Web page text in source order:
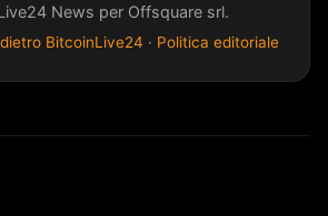
News per Offsquare srl.
BitcoinLive24 · Politica editoriale